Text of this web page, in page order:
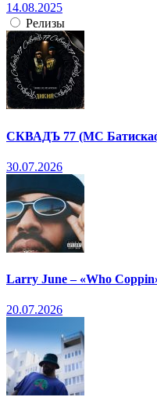
14.08.2025
Релизы
СКВАДЪ 77 (МС
30.07.2026
Larry June – «Who
20.07.2026